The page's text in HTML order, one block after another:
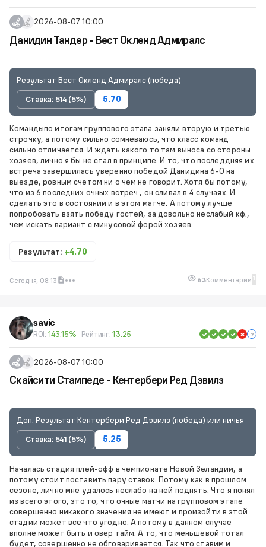
2026-08-07 10:00
Данидин Тандер - Вест Окленд Адмиралс
Результат Вест Окленд Адмиралс (победа)
Ставка: 514 (5%)
5.70
Командыпо итогам группового этапа заняли вторую и третью
строчку, а потому сильно сомневаюсь, что класс команд
сильно отличается. И ждать какого то там выноса со стороны
хозяев, лично я бы не стал в принципе. И то, что последдняя их
встреча завершилась уверенно победой Данидина 6-0 на
выезде, ровным счетом ни о чем не говорит. Хотя бы потому,
что из 6 последних очных встреч , он сливал в 4 случаях. И
сделать это в состоянии и в этом матче. А потому лучше
попробовать взять победу гостей, за довольно неслабый кф.,
чем искать вариант с минусовой форой хозяев.
Результат: +4.70
Сегодня, 08:13 63Комментарии 1
savic
ROI: 143.15% Рейтинг:13.25
2026-08-07 10:00
Скайсити Стампеде - Кентербери Ред Дэвилз
Доп. Результат Кентербери Ред Дэвилз (победа) или ничья
Ставка: 541 (5%)
5.25
Началась стадия плей-офф в чемпионате Новой Зеландии, а
потому стоит поставить пару ставок. Потому как в прошлом
сезоне, лично мне удалось неслабо на ней поднять. Что я понял
из всего этого, это то, что очные матчи на групповом этапе
совершенно никакого значения не имеют и произойти в этой
стадии может все что угодно. А потому в данном случае
вполне может быть и овер тайм. А то, что меньшевой тотал
будет, совершенно не обговаривается. Так что ставим и